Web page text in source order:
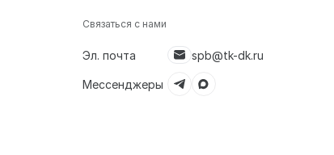
Связаться с нами
Эл. почта spb@tk-dk.ru
Мессенджеры